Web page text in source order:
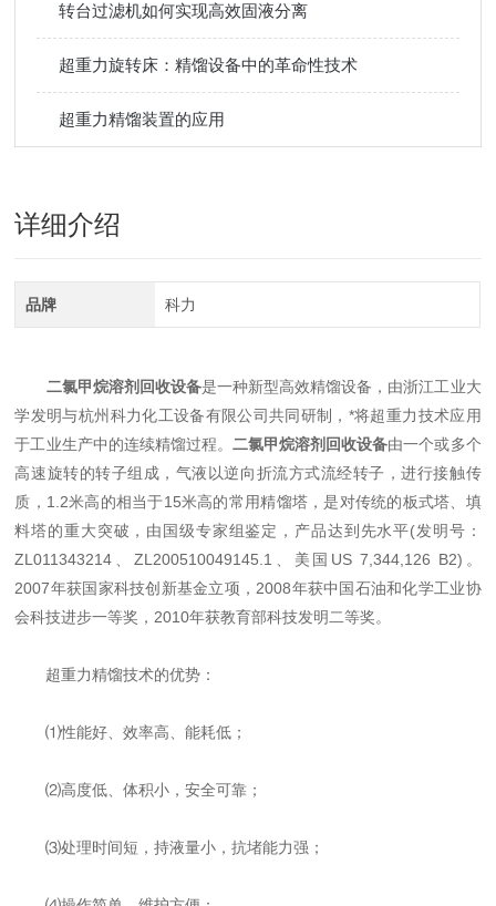
转台过滤机如何实现高效固液分离
超重力旋转床：精馏设备中的革命性技术
超重力精馏装置的应用
详细介绍
品牌 科力
二氯甲烷溶剂回收设备是一种新型高效精馏设备，由浙江工业大
学发明与杭州科力化工设备有限公司共同研制，*将超重力技术应用
于工业生产中的连续精馏过程。 二氯甲烷溶剂回收设备由一个或多个
高速旋转的转子组成，气液以逆向折流方式流经转子，进行接触传
质，1.2米高的相当于15米高的常用精馏塔，是对传统的板式塔、填
料塔的重大突破，由国级专家组鉴定，产品达到先水平(发明号：
ZL011343214、ZL200510049145.1、美国US 7,344,126 B2)。
2007年获国家科技创新基金立项，2008年获中国石油和化学工业协
会科技进步一等奖，2010年获教育部科技发明二等奖。
超重力精馏技术的优势：
⑴性能好、效率高、能耗低；
⑵高度低、体积小，安全可靠；
⑶处理时间短，持液量小，抗堵能力强；